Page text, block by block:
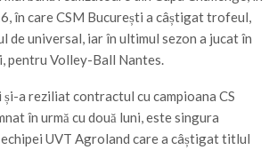
în care CSM București a câștigat trofeul,
de universal, iar în ultimul sezon a jucat în
pentru Volley-Ball Nantes.
și-a reziliat contractul cu campioana CS
în urmă cu două luni, este singura
UVT Agroland care a câștigat titlul